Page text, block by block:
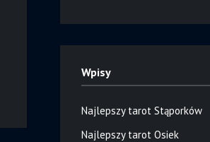
Wpisy
Najlepszy tarot Stąporków
Najlepszy tarot Osiek